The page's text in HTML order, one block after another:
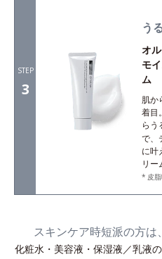
STEP
3
う
オ
モ
ム
肌か
着目
らう
で、
に叶
リー
皮
スキンケア時短派の方は
化粧水・美容液・保湿液／乳液